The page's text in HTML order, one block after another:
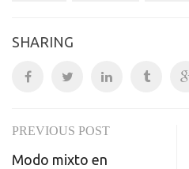
SHARING
Post
PREVIOUS POST
Modo mixto en